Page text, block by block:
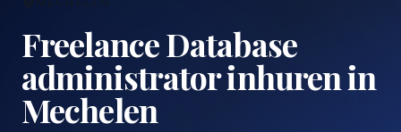
Freelance Database
administrator inhuren in
Mechelen